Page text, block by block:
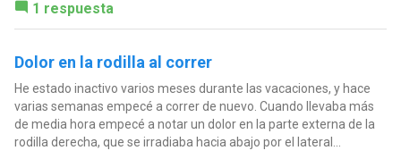
1 respuesta
Dolor en la rodilla al correr
He estado inactivo varios meses durante las vacaciones, y hace
varias semanas empecé a correr de nuevo. Cuando llevaba más
de media hora empecé a notar un dolor en la parte externa de la
rodilla derecha, que se irradiaba hacia abajo por el lateral...